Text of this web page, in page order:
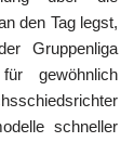
den Tag legst,
Gruppenliga
gewöhnlich
schneller